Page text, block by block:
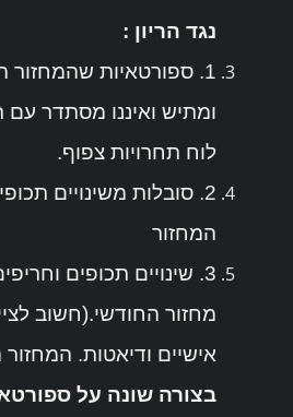
נגד הריון :
1. ספורטאיות
ומתיש ואיננו מסתדר
לוח תחרויות צפוף.
2. סובלות משינויים
המחזור
3. שינויים תכופים
מחזור החודשי.(חשוב
אישיים ודיאטות.
בצורה שונה על